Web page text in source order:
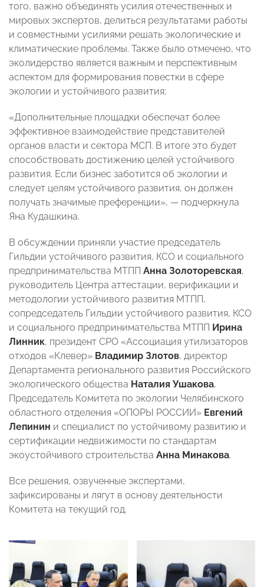
того, важно объединять усилия отечественных и
мировых экспертов, делиться результатами работы
и совместными усилиями решать экологические и
климатические проблемы. Также было отмечено, что
эколидерство является важным и перспективным
аспектом для формирования повестки в сфере
экологии и устойчивого развития;
«Дополнительные площадки обеспечат более
эффективное взаимодействие представителей
органов власти и сектора МСП. В итоге это будет
способствовать достижению целей устойчивого
развития. Если бизнес заботится об экологии и
следует целям устойчивого развития, он должен
получать значимые преференции», — подчеркнула
Яна Кудашкина.
В обсуждении приняли участие председатель
Гильдии устойчивого развития, КСО и социального
предпринимательства МТПП Анна Золоторевская,
руководитель Центра аттестации, верификации и
методологии устойчивого развития МТПП,
сопредседатель Гильдии устойчивого развития, КСО
и социального предпринимательства МТПП Ирина
Линник, президент СРО «Ассоциация утилизаторов
отходов «Клевер» Владимир Злотов, директор
Департамента регионального развития Российского
экологического общества Наталия Ушакова,
Председатель Комитета по экологии Челябинского
областного отделения «ОПОРЫ РОССИИ» Евгений
Лепинин и специалист по устойчивому развитию и
сертификации недвижимости по стандартам
экоустойчивого строительства Анна Минакова.
Все решения, озвученные экспертами,
зафиксированы и лягут в основу деятельности
Комитета на текущий год.